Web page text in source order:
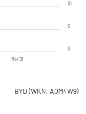
Mär '21
0
5
10
BYD (WKN: A0M4W9)